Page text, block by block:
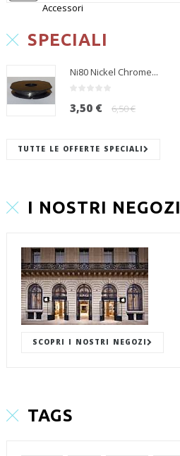
Accessori
SPECIALI
Ni80 Nickel Chrome...
3,50 € 6,50 €
TUTTE LE OFFERTE SPECIALI
I NOSTRI NEGOZI
SCOPRI I NOSTRI NEGOZI
TAGS